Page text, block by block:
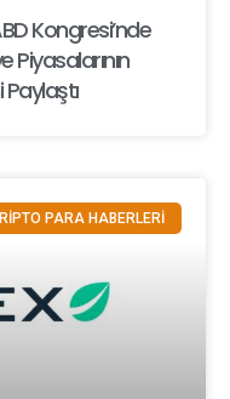
Kongresi’nde
PARA HABERLERİ